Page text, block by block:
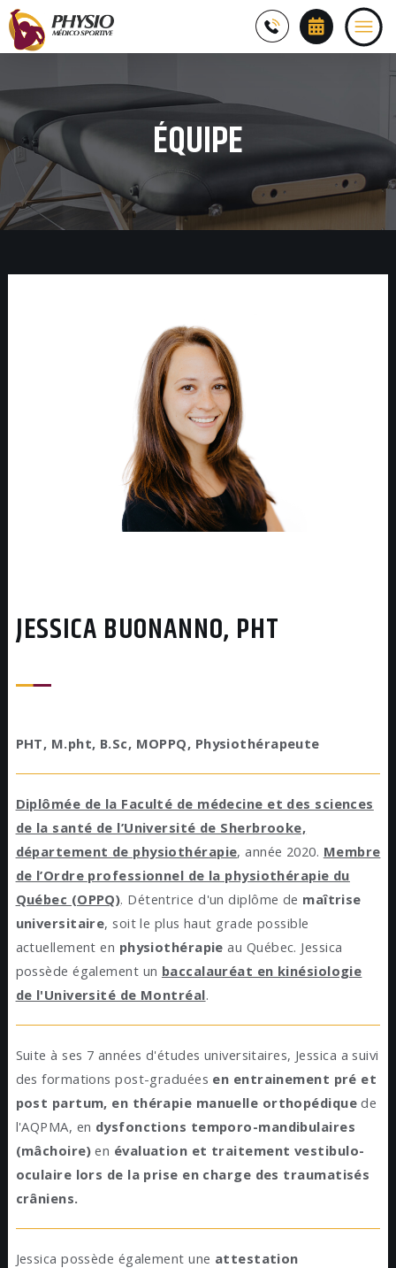
ÉQUIPE
JESSICA BUONANNO, PHT
PHT, M.pht, B.Sc, MOPPQ, Physiothérapeute
Diplômée de la Faculté de médecine et des sciences
de la santé de l’Université de Sherbrooke,
département de physiothérapie, année 2020. Membre
de l’Ordre professionnel de la physiothérapie du
Québec (OPPQ). Détentrice d'un diplôme de maîtrise
universitaire, soit le plus haut grade possible
actuellement en physiothérapie au Québec. Jessica
possède également un baccalauréat en kinésiologie
de l'Université de Montréal.
Suite à ses 7 années d'études universitaires, Jessica a suivi
des formations post-graduées en entrainement pré et
post partum, en thérapie manuelle orthopédiquede
l'AQPMA, en dysfonctions temporo-mandibulaires
(mâchoire) en évaluation et traitement vestibulo-
oculaire lors de la prise en charge des traumatisés
crâniens.
Jessica possède également une attestation